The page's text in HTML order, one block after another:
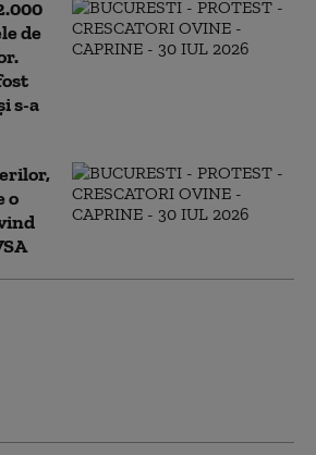
de
s-a
o